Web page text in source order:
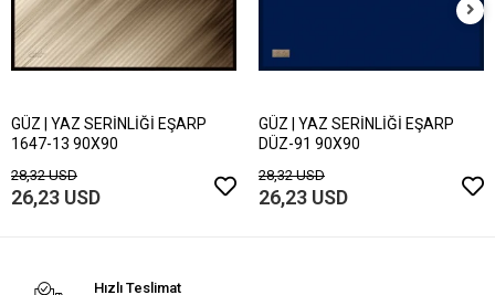
GÜZ | YAZ SERİNLİĞİ EŞARP
1647-13 90X90
28,32 USD
26,23 USD
GÜZ | YAZ SERİNLİĞİ EŞARP
DÜZ-91 90X90
28,32 USD
26,23 USD
Hızlı Teslimat